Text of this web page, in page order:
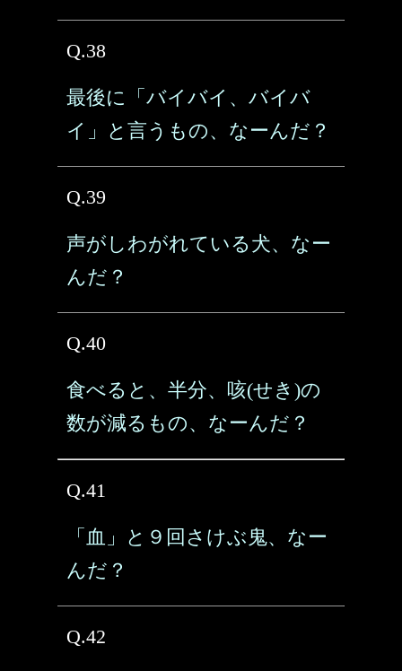
Q.38
最後に「バイバイ、バイバ
イ」と言うもの、なーんだ？
Q.39
声がしわがれている犬、なー
んだ？
Q.40
食べると、半分、咳(せき)の
数が減るもの、なーんだ？
Q.41
「血」と９回さけぶ鬼、なー
んだ？
Q.42